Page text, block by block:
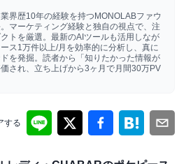
界歴10年の経験を持つMONOLABファウ
マーケティング経験と独自の視点で、注
トを厳選。最新のAIツールも活用しなが
ス1万件以上/月を効率的に分析し、真に
を発掘。読者から「知りたかった情報が
され、立ち上げから3ヶ月で月間30万PV
する